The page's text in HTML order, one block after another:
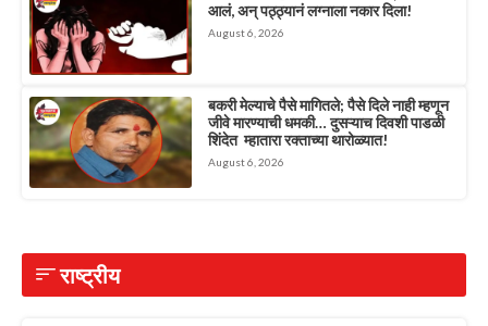
आलं, अन् पठ्ठ्यानं लग्नाला नकार दिला!
August 6, 2026
बकरी मेल्याचे पैसे मागितले; पैसे दिले नाही म्हणून
जीवे मारण्याची धमकी… दुसऱ्याच दिवशी पाडळी
शिंदेत म्हातारा रक्ताच्या थारोळ्यात!
August 6, 2026
राष्ट्रीय